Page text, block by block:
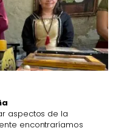
aspectos de la
encontraríamos